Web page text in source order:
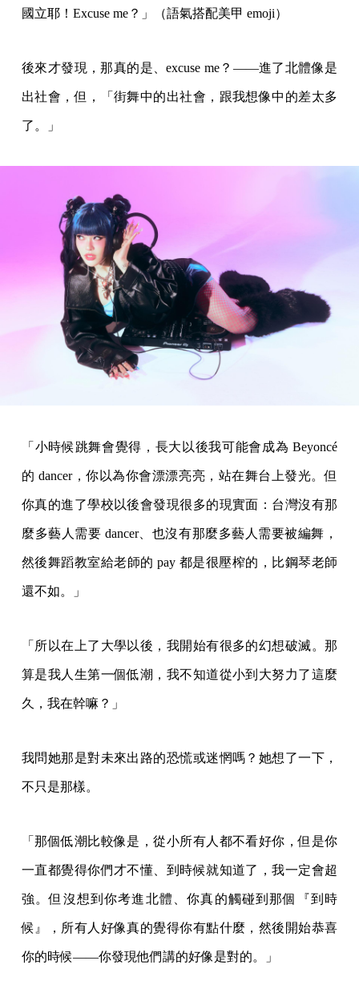
國立耶！Excuse me？」（語氣搭配美甲 emoji）
後來才發現，那真的是、excuse me？——進了北體像是
出社會，但，「街舞中的出社會，跟我想像中的差太多
了。」
「小時候跳舞會覺得，長大以後我可能會成為 ​​Beyoncé
的 dancer，你以為你會漂漂亮亮，站在舞台上發光。但
你真的進了學校以後會發現很多的現實面：台灣沒有那
麼多藝人需要 dancer、也沒有那麼多藝人需要被編舞，
然後舞蹈教室給老師的 pay 都是很壓榨的，比鋼琴老師
還不如。」
「所以在上了大學以後，我開始有很多的幻想破滅。那
算是我人生第一個低潮，我不知道從小到大努力了這麼
久，我在幹嘛？」
我問她那是對未來出路的恐慌或迷惘嗎？她想了一下，
不只是那樣。
「那個低潮比較像是，從小所有人都不看好你，但是你
一直都覺得你們才不懂、到時候就知道了，我一定會超
強。但沒想到你考進北體、你真的觸碰到那個『到時
候』，所有人好像真的覺得你有點什麼，然後開始恭喜
你的時候——你發現他們講的好像是對的。」